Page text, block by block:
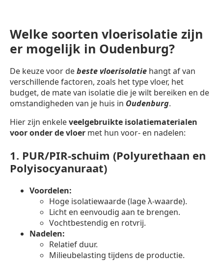
Welke soorten vloerisolatie zijn
er mogelijk in Oudenburg?
De keuze voor debeste vloerisolatie hangt af van
verschillende factoren, zoals het type vloer, het
budget, de mate van isolatie die je wilt bereiken en de
omstandigheden van je huis in Oudenburg.
Hier zijn enkeleveelgebruikte isolatiematerialen
voor onder de vloer met hun voor- en nadelen:
1. PUR/PIR-schuim (Polyurethaan en
Polyisocyanuraat)
Voordelen:
Hoge isolatiewaarde (lage λ-waarde).
Licht en eenvoudig aan te brengen.
Vochtbestendig en rotvrij.
Nadelen:
Relatief duur.
Milieubelasting tijdens de productie.